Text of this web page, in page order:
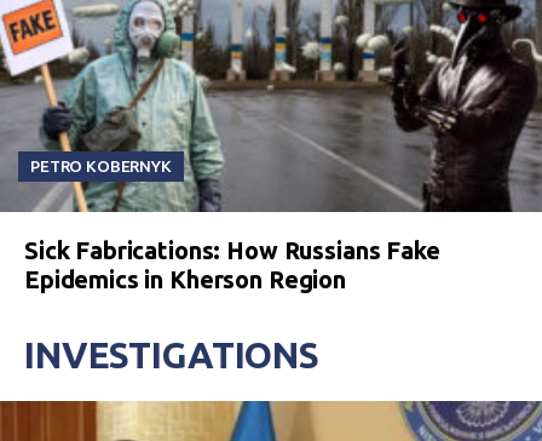
PETRO KOBERNYK
Sick Fabrications: How Russians Fake
Epidemics in Kherson Region
INVESTIGATIONS